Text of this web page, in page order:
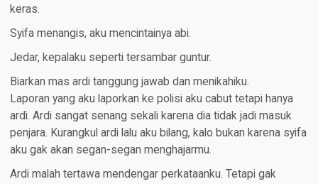
keras.
Syifa menangis, aku mencintainya abi.
Jedar, kepalaku seperti tersambar guntur.
Biarkan mas ardi tanggung jawab dan menikahiku.
Laporan yang aku laporkan ke polisi aku cabut tetapi hanya
ardi. Ardi sangat senang sekali karena dia tidak jadi masuk
penjara. Kurangkul ardi lalu aku bilang, kalo bukan karena syifa
aku gak akan segan-segan menghajarmu.
Ardi malah tertawa mendengar perkataanku. Tetapi gak